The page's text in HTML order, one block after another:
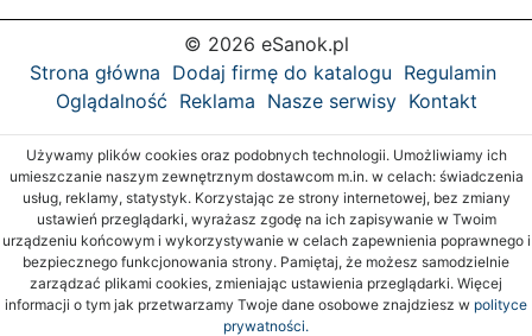
© 2026 eSanok.pl
Strona główna Dodaj firmę do katalogu Regulamin
Oglądalność Reklama Nasze serwisy Kontakt
Używamy plików cookies oraz podobnych technologii. Umożliwiamy ich
umieszczanie naszym zewnętrznym dostawcom m.in. w celach: świadczenia
usług, reklamy, statystyk. Korzystając ze strony internetowej, bez zmiany
ustawień przeglądarki, wyrażasz zgodę na ich zapisywanie w Twoim
urządzeniu końcowym i wykorzystywanie w celach zapewnienia poprawnego i
bezpiecznego funkcjonowania strony. Pamiętaj, że możesz samodzielnie
zarządzać plikami cookies, zmieniając ustawienia przeglądarki. Więcej
informacji o tym jak przetwarzamy Twoje dane osobowe znajdziesz w polityce
prywatności.